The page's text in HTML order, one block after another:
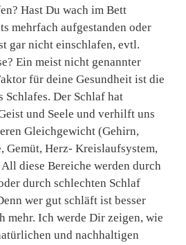
Hast Du wach im Bett
mehrfach aufgestanden oder
gar nicht einschlafen, evtl.
Ein meist nicht genannter
für deine Gesundheit ist die
Schlafes. Der Schlaf hat
und Seele und verhilft uns
Gleichgewicht (Gehirn,
Gemüt, Herz- Kreislaufsystem,
diese Bereiche werden durch
durch schlechten Schlaf
wer gut schläft ist besser
mehr. Ich werde Dir zeigen, wie
und nachhaltigen